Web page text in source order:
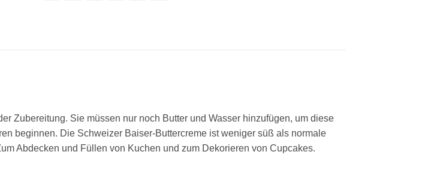
Zubereitung. Sie müssen nur noch Butter und Wasser hinzufügen, um diese
beginnen. Die Schweizer Baiser-Buttercreme ist weniger süß als normale
Abdecken und Füllen von Kuchen und zum Dekorieren von Cupcakes.